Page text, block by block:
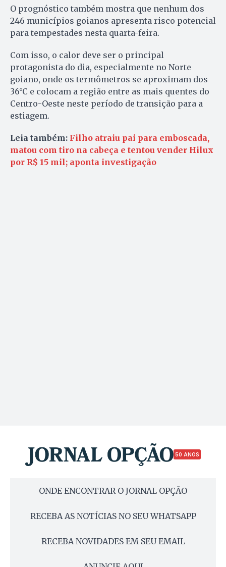
O prognóstico também mostra que nenhum dos
246 municípios goianos apresenta risco potencial
para tempestades nesta quarta-feira.
Com isso, o calor deve ser o principal
protagonista do dia, especialmente no Norte
goiano, onde os termômetros se aproximam dos
36°C e colocam a região entre as mais quentes do
Centro-Oeste neste período de transição para a
estiagem.
Leia também: Filho atraiu pai para emboscada,
matou com tiro na cabeça e tentou vender Hilux
por R$ 15 mil; aponta investigação
50 ANOS
ONDE ENCONTRAR O JORNAL OPÇÃO
RECEBA AS NOTÍCIAS NO SEU WHATSAPP
RECEBA NOVIDADES EM SEU EMAIL